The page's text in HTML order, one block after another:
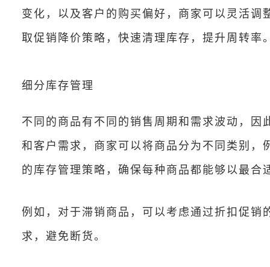
变化，以及客户的购买偏好，商家可以灵活
取促销降价策略，快速清理库存，提升周转率
细分库存管理
不同的商品有不同的销售周期和需求波动，
和客户需求，商家可以将商品分为不同类别
的库存管理策略，确保每种商品都能够以最合
例如，对于滞销商品，可以考虑通过折扣促
求，避免断货。